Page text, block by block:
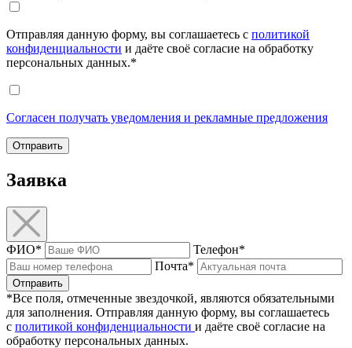
Отправляя данную форму, вы соглашаетесь с политикой
конфиденциальности и даёте своё согласие на обработку
персональных данных.*
Согласен получать уведомления и рекламные предложения
Отправить
Заявка
ФИО*
Телефон*
Почта*
Отправить
*Все поля, отмеченные звездочкой, являются обязательными
для заполнения. Отправляя данную форму, вы соглашаетесь
с политикой конфиденциальности и даёте своё согласие на
обработку персональных данных.